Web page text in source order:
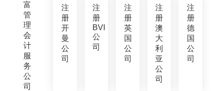
富
管
理
会
计
服
务
公
司
注
册
开
曼
公
司
注
册
BVI
公
司
注
册
英
国
公
司
注
册
澳
大
利
亚
公
司
注
册
德
国
公
司